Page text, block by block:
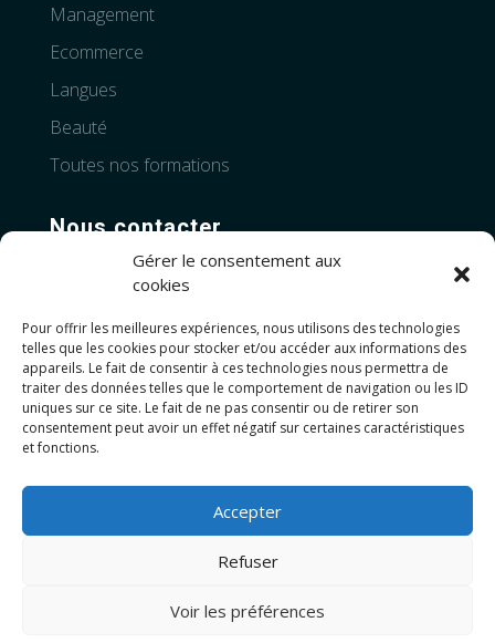
Gérer le consentement aux
cookies
Pour offrir les meilleures expériences, nous utilisons des technologies
telles que les cookies pour stocker et/ou accéder aux informations des
appareils. Le fait de consentir à ces technologies nous permettra de
traiter des données telles que le comportement de navigation ou les ID
uniques sur ce site. Le fait de ne pas consentir ou de retirer son
consentement peut avoir un effet négatif sur certaines caractéristiques
et fonctions.
Accepter
Refuser
Voir les préférences
Management
Ecommerce
Langues
Beauté
Toutes nos formations
Nous contacter
Téléphone: +33 4 28 99 83 06
Adresses :
Novalparc, Place Edmond Regnault,26000
Valence
10 rue mohammed V,34000 Montpellier
Nos autres centres à Cannes, Grenoble,